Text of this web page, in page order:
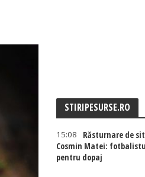
STIRIPESURSE.RO
15:08
Răsturnare de
Cosmin Matei:
pentru dopaj